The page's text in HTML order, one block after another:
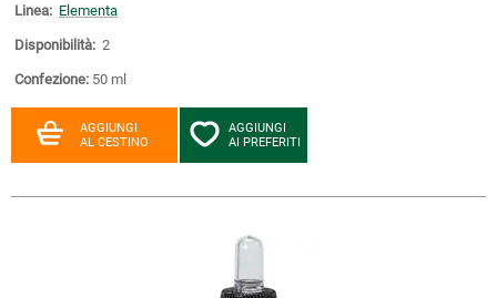
Linea: Elementa
Disponibilità: 2
Confezione: 50 ml
AGGIUNGI
AL CESTINO
AGGIUNGI
AI PREFERITI